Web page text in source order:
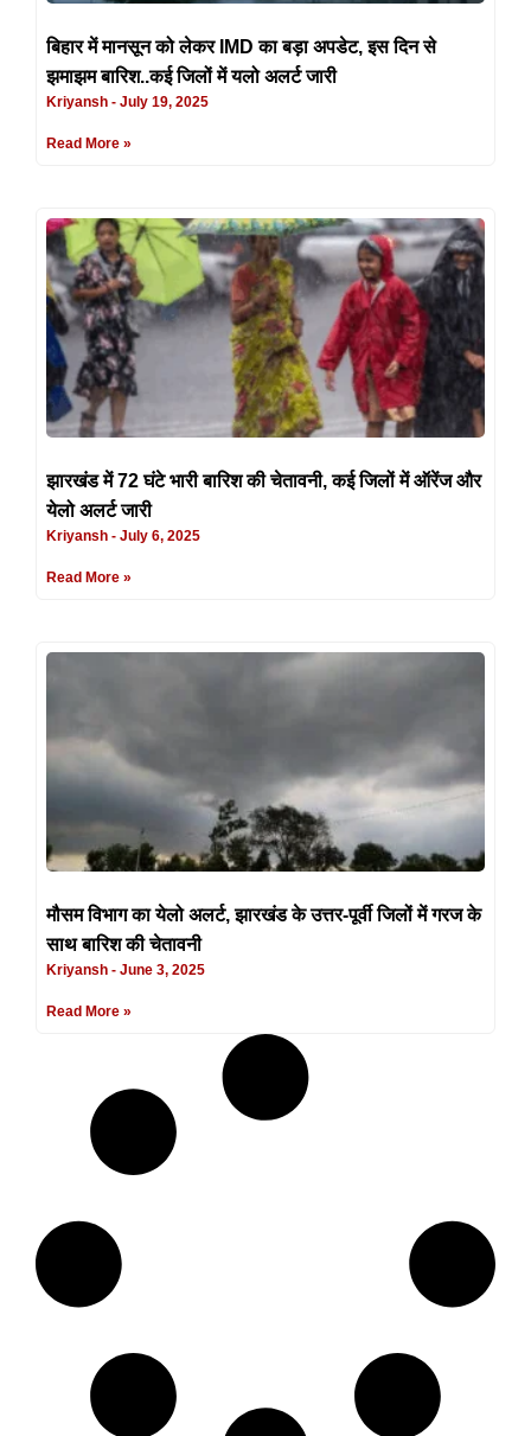
बिहार में मानसून को लेकर IMD का बड़ा अपडेट, इस दिन से
झमाझम बारिश..कई जिलों में यलो अलर्ट जारी
Kriyansh July 19, 2025
Read More »
झारखंड में 72 घंटे भारी बारिश की चेतावनी, कई जिलों में ऑरेंज और
येलो अलर्ट जारी
Kriyansh July 6, 2025
Read More »
मौसम विभाग का येलो अलर्ट, झारखंड के उत्तर-पूर्वी जिलों में गरज के
साथ बारिश की चेतावनी
Kriyansh June 3, 2025
Read More »